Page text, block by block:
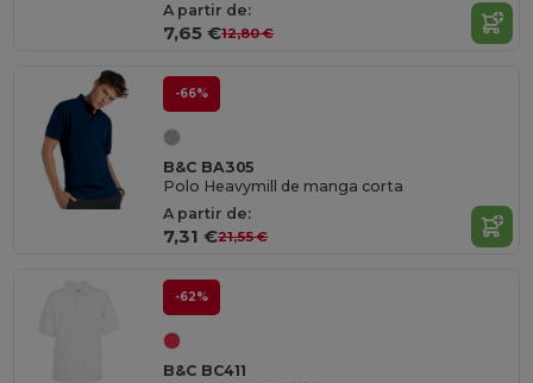
A partir de:
7,65 €12,80 €
-66%
B&C BA305
Polo Heavymill de manga corta
A partir de:
7,31 €21,55 €
-62%
B&C BC411